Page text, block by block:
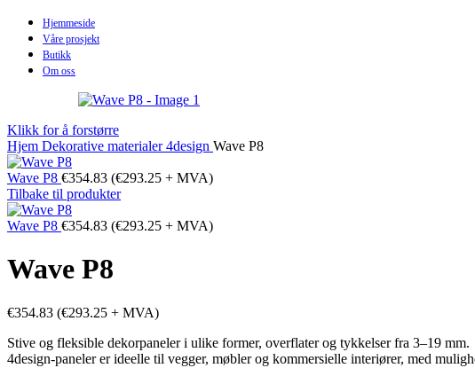
Hjemmeside
Våre prosjekt
Butikk
Om oss
Klikk for å forstørre
Hjem Dekorative materialer4design Wave P8
Wave P8 €354.83 (€293.25 + MVA)
Tilbake til produkter
Wave P8 €354.83 (€293.25 + MVA)
Wave P8
€354.83 (€293.25 + MVA)
Stive og fleksible dekorpaneler i ulike former, overflater og tykkelser fra 3–19 mm.
4design-paneler er ideelle til vegger, møbler og kommersielle interiører, med